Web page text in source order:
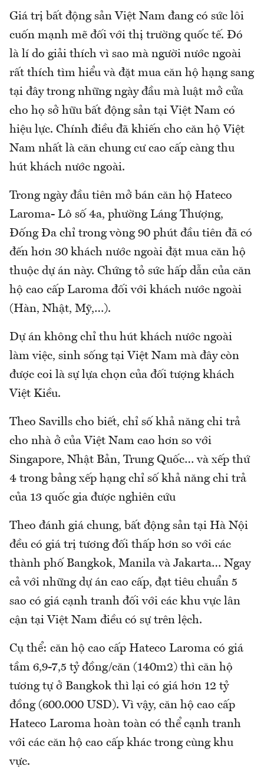
Giá trị bất động sản Việt Nam đang có sức lôi
cuốn mạnh mẽ đối với thị trường quốc tế. Đó
là lí do giải thích vì sao mà người nước ngoài
rất thích tìm hiểu và đặt mua căn hộ hạng sang
tại đây trong những ngày đầu mà luật mở cửa
cho họ sở hữu bất động sản tại Việt Nam có
hiệu lực. Chính điều đã khiến cho căn hộ Việt
Nam nhất là căn chung cư cao cấp càng thu
hút khách nước ngoài.
Trong ngày đầu tiên mở bán căn hộ Hateco
Laroma- Lô số 4a, phường Láng Thượng,
Đống Đa chỉ trong vòng 90 phút đầu tiên đã có
đến hơn 30 khách nước ngoài đặt mua căn hộ
thuộc dự án này. Chứng tỏ sức hấp dẫn của căn
hộ cao cấp Laroma đối với khách nước ngoài
(Hàn, Nhật, Mỹ,…).
Dự án không chỉ thu hút khách nước ngoài
làm việc, sinh sống tại Việt Nam mà đây còn
được coi là sự lựa chọn của đối tượng khách
Việt Kiều.
Theo Savills cho biết, chỉ số khả năng chi trả
cho nhà ở của Việt Nam cao hơn so với
Singapore, Nhật Bản, Trung Quốc… và xếp thứ
4 trong bảng xếp hạng chỉ số khả năng chi trả
của 13 quốc gia được nghiên cứu
Theo đánh giá chung, bất động sản tại Hà Nội
đều có giá trị tương đối thấp hơn so với các
thành phố Bangkok, Manila và Jakarta… Ngay
cả với những dự án cao cấp, đạt tiêu chuẩn 5
sao có giá cạnh tranh đối với các khu vực lân
cận tại Việt Nam điều có sự trên lệch.
Cụ thể: căn hộ cao cấp Hateco Laroma có giá
tầm 6,9-7,5 tỷ đồng/căn (140m2) thì căn hộ
tương tự ở Bangkok thì lại có giá hơn 12 tỷ
đồng (600.000 USD). Vì vậy, căn hộ cao cấp
Hateco Laroma hoàn toàn có thể cạnh tranh
với các căn hộ cao cấp khác trong cùng khu
vực.